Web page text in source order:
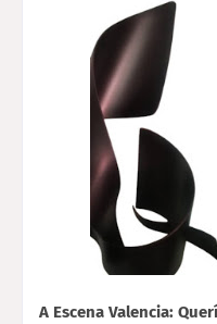
A Escena Valencia: